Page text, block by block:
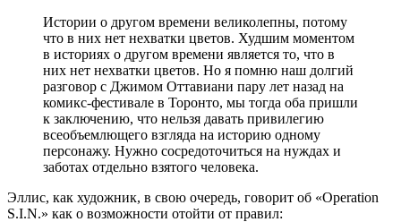
Истории о другом времени великолепны, потому
что в них нет нехватки цветов. Худшим моментом
в историях о другом времени является то, что в
них нет нехватки цветов. Но я помню наш долгий
разговор с Джимом Оттавиани пару лет назад на
комикс-фестивале в Торонто, мы тогда оба пришли
к заключению, что нельзя давать привилегию
всеобъемлющего взгляда на историю одному
персонажу. Нужно сосредоточиться на нуждах и
заботах отдельно взятого человека.
Эллис, как художник, в свою очередь, говорит об «Operation
S.I.N.» как о возможности отойти от правил: